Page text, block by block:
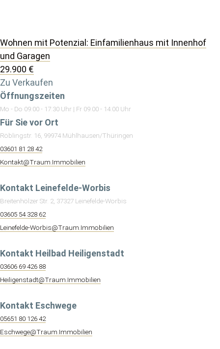
Wohnen mit Potenzial: Einfamilienhaus mit Innenhof
und Garagen
29.900 €
Zu Verkaufen
Öffnungszeiten
Mo - Do 09:00 - 17:30 Uhr | Fr 09:00 - 14:00 Uhr
Für Sie vor Ort
Röblingstr. 16, 99974 Mühlhausen/Thüringen
03601 81 28 42
Kontakt@Traum.Immobilien
Kontakt Leinefelde-Worbis
Breitenhölzer Str. 2, 37327 Leinefelde-Worbis
03605 54 328 62
Leinefelde-Worbis@Traum.Immobilien
Kontakt Heilbad Heiligenstadt
03606 69 426 88
Heiligenstadt@Traum.Immobilien
Kontakt Eschwege
05651 80 126 42
Eschwege@Traum.Immobilien